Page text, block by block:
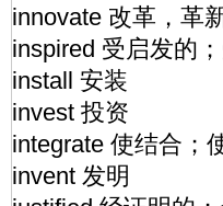
innovate 改革，革
inspired 受启发的
install 安装
invest 投资
integrate 使结合；
invent 发明